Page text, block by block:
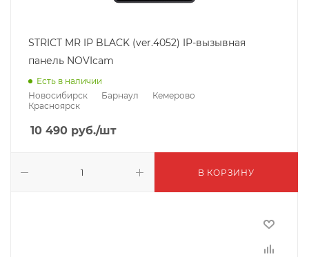
STRICT MR IP BLACK (ver.4052) IP-вызывная
панель NOVIcam
Есть в наличии
Новосибирск
Барнаул
Кемерово
Красноярск
10 490 руб./шт
В КОРЗИНУ